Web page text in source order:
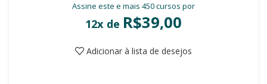
Assine este e mais 450 cursos por
12x de R$39,00
Adicionar à lista de desejos